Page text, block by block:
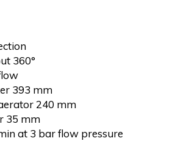
360°
393 mm
240 mm
35 mm
at 3 bar flow pressure